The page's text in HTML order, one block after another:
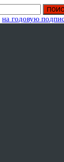
на годовую